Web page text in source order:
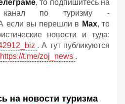
, то подпишитесь на
канал по туризму -
если вы перешли в Мах, то
новости и туда:
. А тут публикуются
https://t.me/zoj_news .
на новости туризма